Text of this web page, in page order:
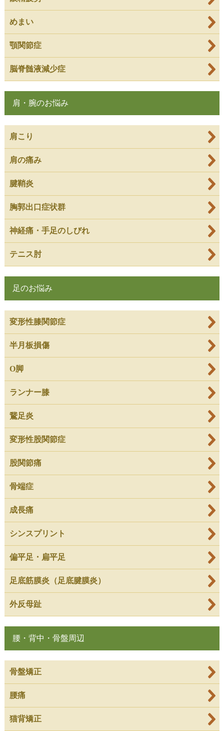
めまい
顎関節症
脳脊髄液減少症
肩・腕のお悩み
肩こり
肩の痛み
腱鞘炎
胸郭出口症状群
神経痛・手足のしびれ
テニス肘
足のお悩み
変形性膝関節症
半月板損傷
O脚
ランナー膝
鵞足炎
変形性股関節症
股関節痛
骨端症
成長痛
シンスプリント
偏平足・扁平足
足底筋膜炎（足底腱膜炎）
外反母趾
腰・背中・骨盤周辺
骨盤矯正
腰痛
猫背矯正